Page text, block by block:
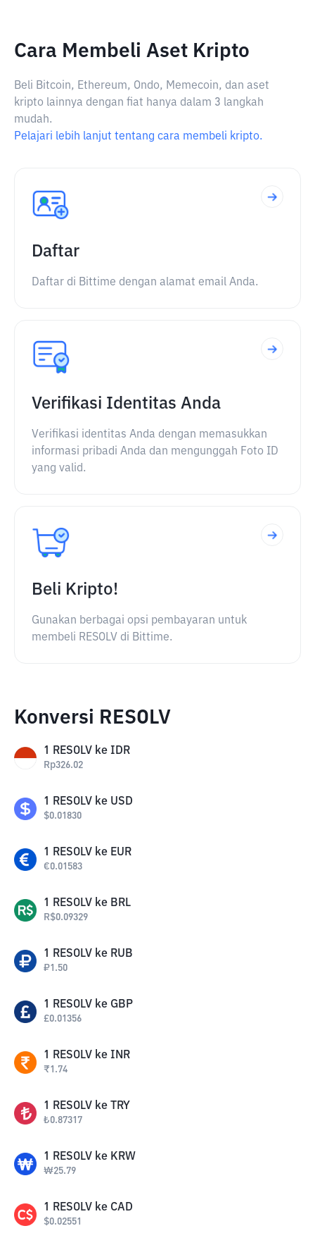
Cara Membeli Aset Kripto
Beli Bitcoin, Ethereum, Ondo, Memecoin, dan aset
kripto lainnya dengan fiat hanya dalam 3 langkah
mudah.
Pelajari lebih lanjut tentang cara membeli kripto.
Daftar
Daftar di Bittime dengan alamat email Anda.
Verifikasi Identitas Anda
Verifikasi identitas Anda dengan memasukkan
informasi pribadi Anda dan mengunggah Foto ID
yang valid.
Beli Kripto!
Gunakan berbagai opsi pembayaran untuk
membeli RESOLV di Bittime.
Konversi RESOLV
1 RESOLV ke IDR
Rp326.02
1 RESOLV ke USD
$0.01830
1 RESOLV ke EUR
€0.01583
1 RESOLV ke BRL
R$0.09329
1 RESOLV ke RUB
₽1.50
1 RESOLV ke GBP
£0.01356
1 RESOLV ke INR
₹1.74
1 RESOLV ke TRY
₺0.87317
1 RESOLV ke KRW
₩25.79
1 RESOLV ke CAD
$0.02551